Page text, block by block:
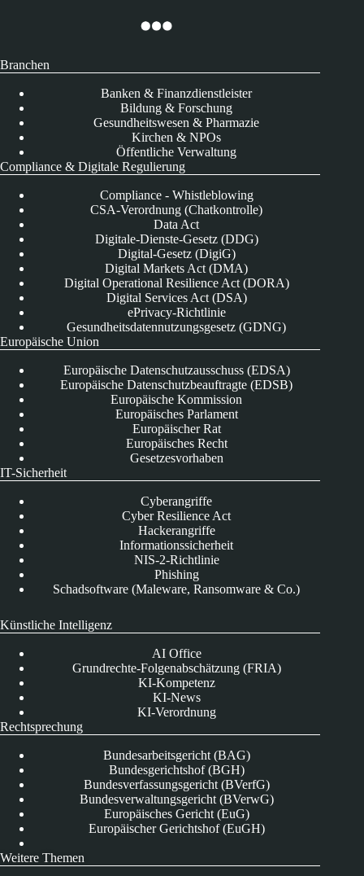
Branchen
Banken & Finanzdienstleister
Bildung & Forschung
Gesundheitswesen & Pharmazie
Kirchen & NPOs
Öffentliche Verwaltung
Compliance & Digitale Regulierung
Compliance - Whistleblowing
CSA-Verordnung (Chatkontrolle)
Data Act
Digitale-Dienste-Gesetz (DDG)
Digital-Gesetz (DigiG)
Digital Markets Act (DMA)
Digital Operational Resilience Act (DORA)
Digital Services Act (DSA)
ePrivacy-Richtlinie
Gesundheitsdatennutzungsgesetz (GDNG)
Europäische Union
Europäische Datenschutzausschuss (EDSA)
Europäische Datenschutzbeauftragte (EDSB)
Europäische Kommission
Europäisches Parlament
Europäischer Rat
Europäisches Recht
Gesetzesvorhaben
IT-Sicherheit
Cyberangriffe
Cyber Resilience Act
Hackerangriffe
Informationssicherheit
NIS-2-Richtlinie
Phishing
Schadsoftware (Maleware, Ransomware & Co.)
Künstliche Intelligenz
AI Office
Grundrechte-Folgenabschätzung (FRIA)
KI-Kompetenz
KI-News
KI-Verordnung
Rechtsprechung
Bundesarbeitsgericht (BAG)
Bundesgerichtshof (BGH)
Bundesverfassungsgericht (BVerfG)
Bundesverwaltungsgericht (BVerwG)
Europäisches Gericht (EuG)
Europäischer Gerichtshof (EuGH)
Weitere Themen